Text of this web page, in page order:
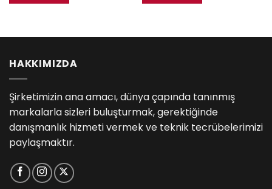
HAKKIMIZDA
Şirketimizin ana amacı, dünya çapında tanınmış
markalarla sizleri buluşturmak, gerektiğinde
danışmanlık hizmeti vermek ve teknik tecrübelerimizi
paylaşmaktır.